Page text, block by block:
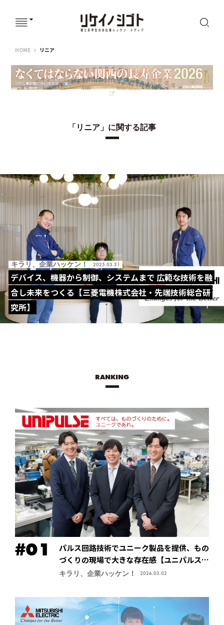
HOMEリケイノシゴト
リニア
「リニア」に関する記事
キラリ、企業ハッケン！ 2025.03.31
デバイス、機器から制御、システムまで 広範な技術を融
合し未来をつくる【三菱電機株式会社・先端技術総合研
究所】
RANKING
パルス回路技術でユニーク製品を提供、もの
づくりの現場で大きな存在感【ユニパルス株
式会社】
キラリ、企業ハッケン！ 2026.03.02